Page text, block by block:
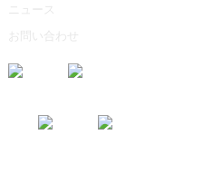
ニュース
お問い合わせ